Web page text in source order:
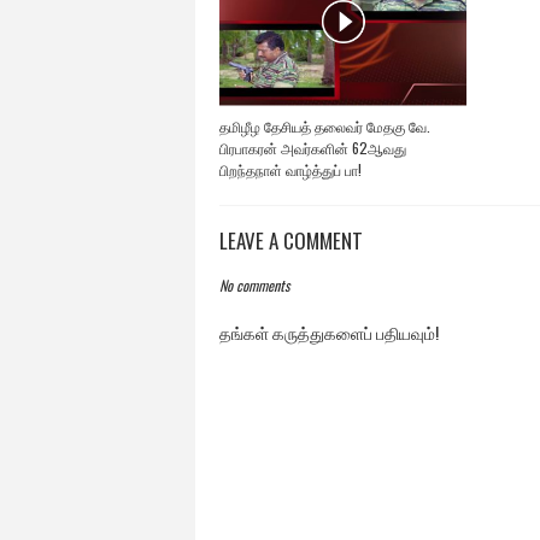
தமிழீழ தேசியத் தலைவர் மேதகு வே.
பிரபாகரன் அவர்களின் 62ஆவது
பிறந்தநாள் வாழ்த்துப் பா!
LEAVE A COMMENT
No comments
தங்கள் கருத்துகளைப் பதியவும்!